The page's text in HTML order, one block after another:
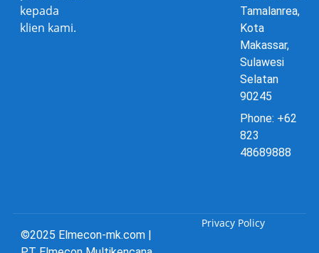
kepada
klien kami.
Tamalanrea,
Kota
Makassar,
Sulawesi
Selatan
90245
Phone: +62
823
48689888
©2025 Elmecon-mk.com |
Privacy Policy